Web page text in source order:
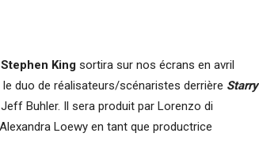
Stephen King sortira sur nos écrans en avril
le duo de réalisateurs/scénaristes derrière Starry
Buhler. Il sera produit par Lorenzo di
Loewy en tant que productrice